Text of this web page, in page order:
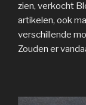
zien, verkocht
artikelen, ook
verschillende
Zouden er